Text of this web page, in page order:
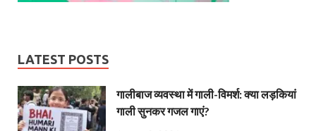
LATEST POSTS
गालीबाज व्‍यवस्‍था में गाली-विमर्श: क्या लड़कियां
गाली सुनकर गजल गाएं?